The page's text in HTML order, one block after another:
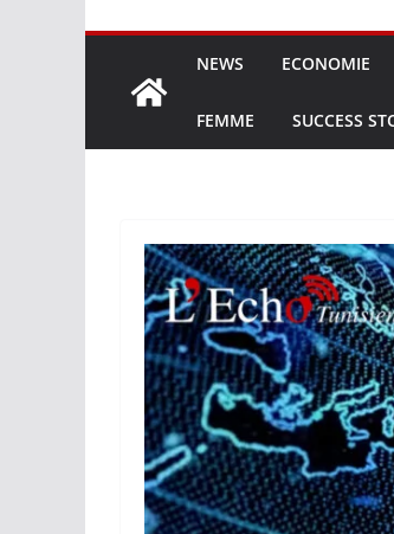
NEWS ECONOMIE
FEMME SUCCESS